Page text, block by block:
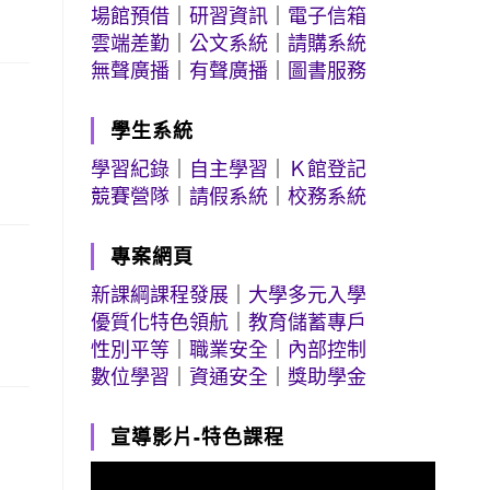
場館預借 ｜研習資訊
電子信箱
雲端差勤 ｜公文系統 ｜請購系統
無聲廣播
有聲廣播 圖書服務
學生系統
學習紀錄
自主學習
Ｋ館登記
競賽營隊 ｜請假系統 ｜校務系統
專案網頁
新課綱課程發展
大學多元入學
優質化特色領航 ｜教育儲蓄專戶
性別平等 ｜職業安全
內部控制
數位學習 ｜資通安全 ｜獎助學金
宣導影片-特色課程